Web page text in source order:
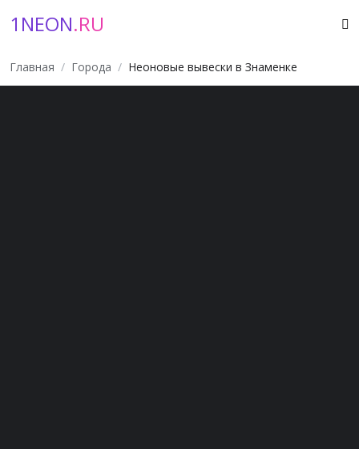
1NEON.RU
Главная Города Неоновые вывески в Знаменке